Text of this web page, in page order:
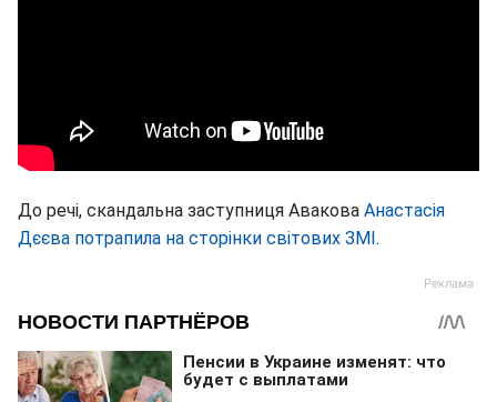
До речі, скандальна заступниця Авакова Анастасія
Дєєва потрапила на сторінки світових ЗМІ.